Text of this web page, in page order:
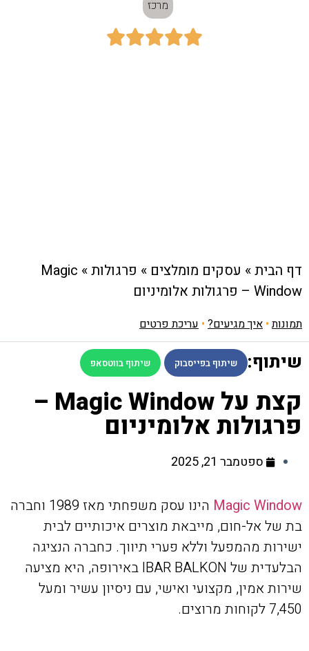
מרכז





דף הבית» עסקים מומלצים » פרגולות»
Magic
Window – פרגולות אלומיניום
תמונות• איך מגיעים? • עריכת פרטים
שיתוף: שיתוף בפייסבוק שיתוף בווטסאפ
קצת על Magic Window –
פרגולות אלומיניום
ספטמבר 21, 2025
Magic Window
הינו עסק משפחתי מאז 1989 וחברה
בת של אל-חום, מייבאת מוצרים איכותיים לבית
ישירות מהמפעל וללא פערי תיווך. כחברה הנציגה
הבלעדית של IBAR BALKON באירופה, היא מציעה
שירות אמין, מקצועי ואישי, עם ניסיון עשיר ומעל
7,450 לקוחות מרוצים.